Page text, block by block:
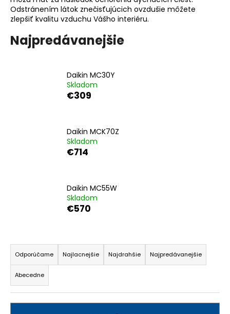
Odstránením látok znečisťujúcich ovzdušie môžete
zlepšiť kvalitu vzduchu Vášho interiéru.
Najpredávanejšie
Daikin MC30Y
Skladom
€309
Daikin MCK70Z
Skladom
€714
Daikin MC55W
Skladom
€570
R
a
d
e
n
Odporúčame Najlacnejšie Najdrahšie Najpredávanejšie
Abecedne
u
e
HĽADAŤ
O
d
p
o
r
ú